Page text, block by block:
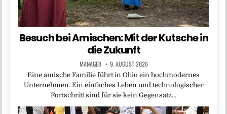
Besuch bei Amischen: Mit der Kutsche in
die Zukunft
MANAGER 9. AUGUST 2026
Eine amische Familie führt in Ohio ein hochmodernes
Unternehmen. Ein einfaches Leben und technologischer
Fortschritt sind für sie kein Gegensatz…